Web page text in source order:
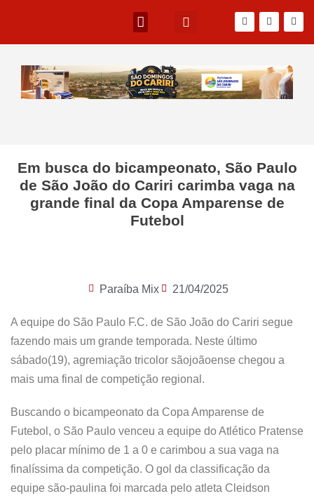
Em busca do bicampeonato, São Paulo
de São João do Cariri carimba vaga na
grande final da Copa Amparense de
Futebol
Paraíba Mix 21/04/2025
A equipe do São Paulo F.C. de São João do Cariri segue
fazendo mais um grande temporada. Neste último
sábado(19), agremiação tricolor sãojoãoense chegou a
mais uma final de competição regional.
Buscando o bicampeonato da Copa Amparense de
Futebol, o São Paulo venceu a equipe do Atlético Pratense
pelo placar mínimo de 1 a 0 e carimbou a sua vaga na
finalíssima da competição. O gol da classificação da
equipe são-paulina foi marcada pelo atleta Cleidson